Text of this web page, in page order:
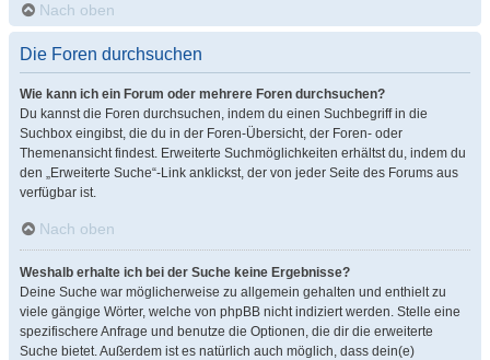
Nach oben
Die Foren durchsuchen
Wie kann ich ein Forum oder mehrere Foren durchsuchen?
Du kannst die Foren durchsuchen, indem du einen Suchbegriff in die
Suchbox eingibst, die du in der Foren-Übersicht, der Foren- oder
Themenansicht findest. Erweiterte Suchmöglichkeiten erhältst du, indem du
den „Erweiterte Suche“-Link anklickst, der von jeder Seite des Forums aus
verfügbar ist.
Nach oben
Weshalb erhalte ich bei der Suche keine Ergebnisse?
Deine Suche war möglicherweise zu allgemein gehalten und enthielt zu
viele gängige Wörter, welche von phpBB nicht indiziert werden. Stelle eine
spezifischere Anfrage und benutze die Optionen, die dir die erweiterte
Suche bietet. Außerdem ist es natürlich auch möglich, dass dein(e)